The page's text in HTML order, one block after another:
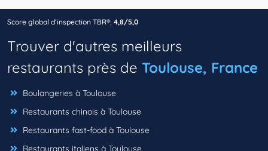
Score global d’inspection TBR®: 4,8/5,0
Trouver d'autres meilleurs
restaurants près de Toulouse, France
Boulangeries à Toulouse
Restaurants chinois à Toulouse
Restaurants fast-food à Toulouse
Restaurants italiens à Toulouse